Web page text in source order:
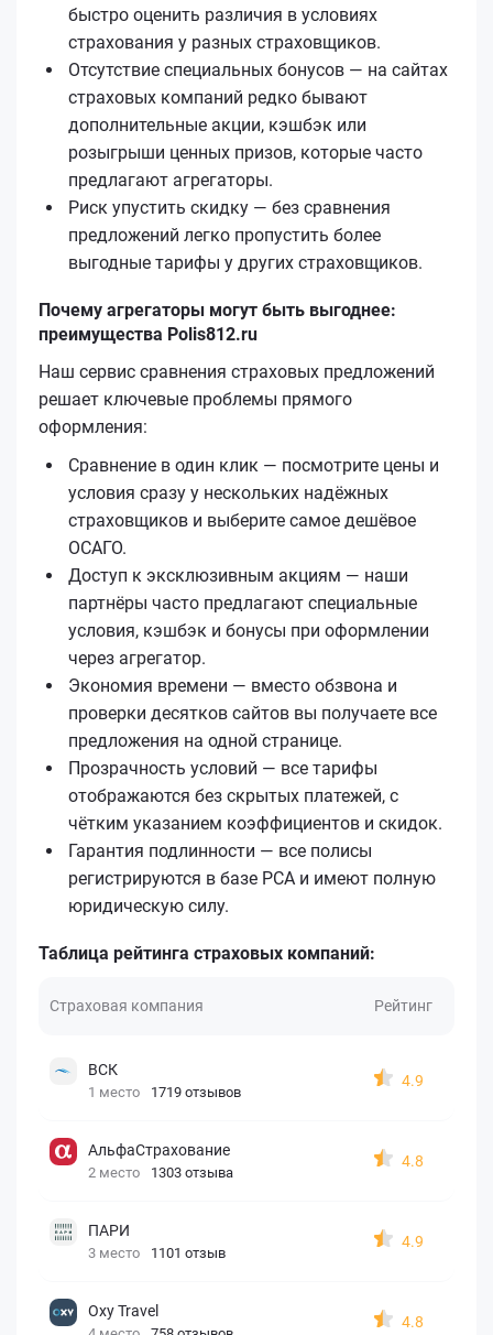
быстро оценить различия в условиях
страхования у разных страховщиков.
Отсутствие специальных бонусов — на сайтах
страховых компаний редко бывают
дополнительные акции, кэшбэк или
розыгрыши ценных призов, которые часто
предлагают агрегаторы.
Риск упустить скидку — без сравнения
предложений легко пропустить более
выгодные тарифы у других страховщиков.
Почему агрегаторы могут быть выгоднее:
преимущества Polis812.ru
Наш сервис сравнения страховых предложений
решает ключевые проблемы прямого
оформления:
Сравнение в один клик — посмотрите цены и
условия сразу у нескольких надёжных
страховщиков и выберите самое дешёвое
ОСАГО.
Доступ к эксклюзивным акциям — наши
партнёры часто предлагают специальные
условия, кэшбэк и бонусы при оформлении
через агрегатор.
Экономия времени — вместо обзвона и
проверки десятков сайтов вы получаете все
предложения на одной странице.
Прозрачность условий — все тарифы
отображаются без скрытых платежей, с
чётким указанием коэффициентов и скидок.
Гарантия подлинности — все полисы
регистрируются в базе РСА и имеют полную
юридическую силу.
Таблица рейтинга страховых компаний:
Страховая компания Рейтинг
ВСК
1 место 1719 отзывов
4.9
АльфаСтрахование
2 место 1303 отзыва
4.8
ПАРИ
3 место 1101 отзыв
4.9
Oxy Travel
4.8